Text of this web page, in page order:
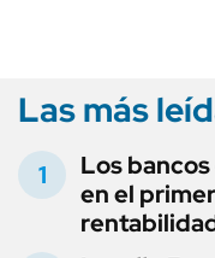
Las más
Los
en el